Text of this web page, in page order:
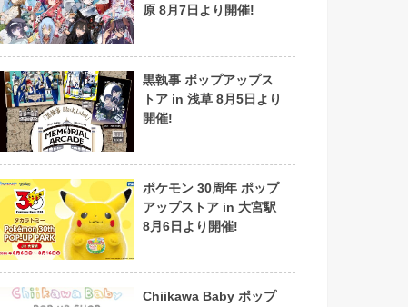
原 8月7日より開催!
黒執事 ポップアップス
トア in 浅草 8月5日より
開催!
ポケモン 30周年 ポップ
アップストア in 大宮駅
8月6日より開催!
Chiikawa Baby ポップ